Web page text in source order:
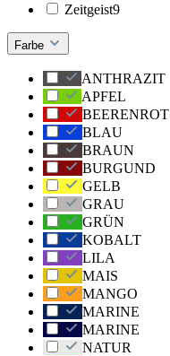
Zeitgeist9
Farbe
ANTHRAZIT
APFEL
BEERENROT
BLAU
BRAUN
BURGUND
GELB
GRAU
GRÜN
KOBALT
LILA
MAIS
MANGO
MARINE
MARINE
NATUR